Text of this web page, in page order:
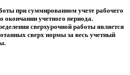
при суммированном учете рабочего
окончании учетного периода.
сверхурочной работы является
сверх нормы за весь учетный